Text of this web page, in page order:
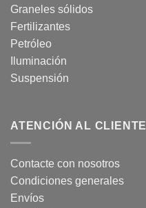
Graneles sólidos
Fertilizantes
Petróleo
Iluminación
Suspensión
ATENCIÓN AL CLIENTE
Contacte con nosotros
Condiciones generales
Envíos